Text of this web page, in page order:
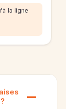
la ligne